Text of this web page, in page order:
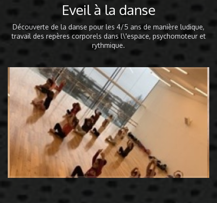
Eveil à la danse
Découverte de la danse pour les 4/5 ans de manière ludique,
travail des repères corporels dans l\'espace, psychomoteur et
rythmique.